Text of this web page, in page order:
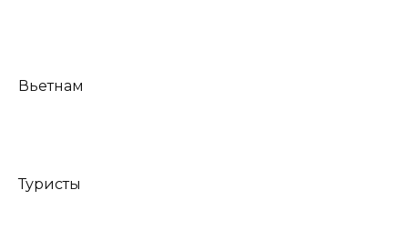
Вьетнам
Туристы